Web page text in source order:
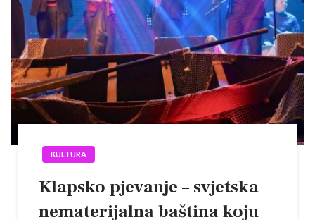
KULTURA
Klapsko pjevanje – svjetska
nematerijalna baština koju